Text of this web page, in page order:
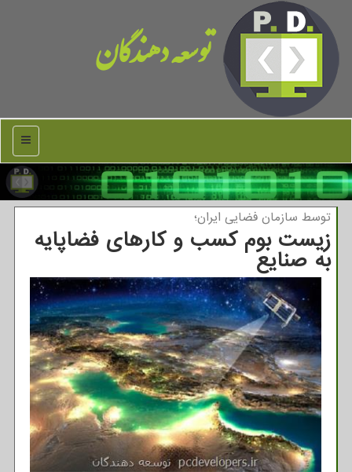
توسعه دهندگان
منو
توسط سازمان فضایی ایران؛
زیست بوم کسب و کارهای فضاپایه
به صنایع